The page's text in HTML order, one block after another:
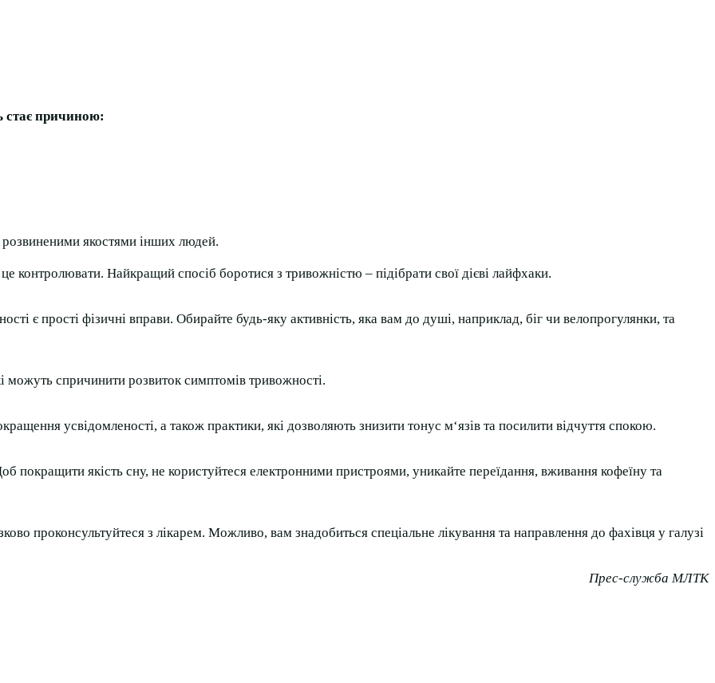
стає причиною:
розвиненими якостями інших людей.
контролювати. Найкращий спосіб боротися з тривожністю – підібрати свої дієві лайфхаки.
є прості фізичні вправи. Обирайте будь-яку активність, яка вам до душі, наприклад, біг чи велопрогулянки, та
можуть спричинити розвиток симптомів тривожності.
усвідомленості, а також практики, які дозволяють знизити тонус м‘язів та посилити відчуття спокою.
покращити якість сну, не користуйтеся електронними пристроями, уникайте переїдання, вживання кофеїну та
проконсультуйтеся з лікарем. Можливо, вам знадобиться спеціальне лікування та направлення до фахівця у галузі
Прес-служба МЛТК